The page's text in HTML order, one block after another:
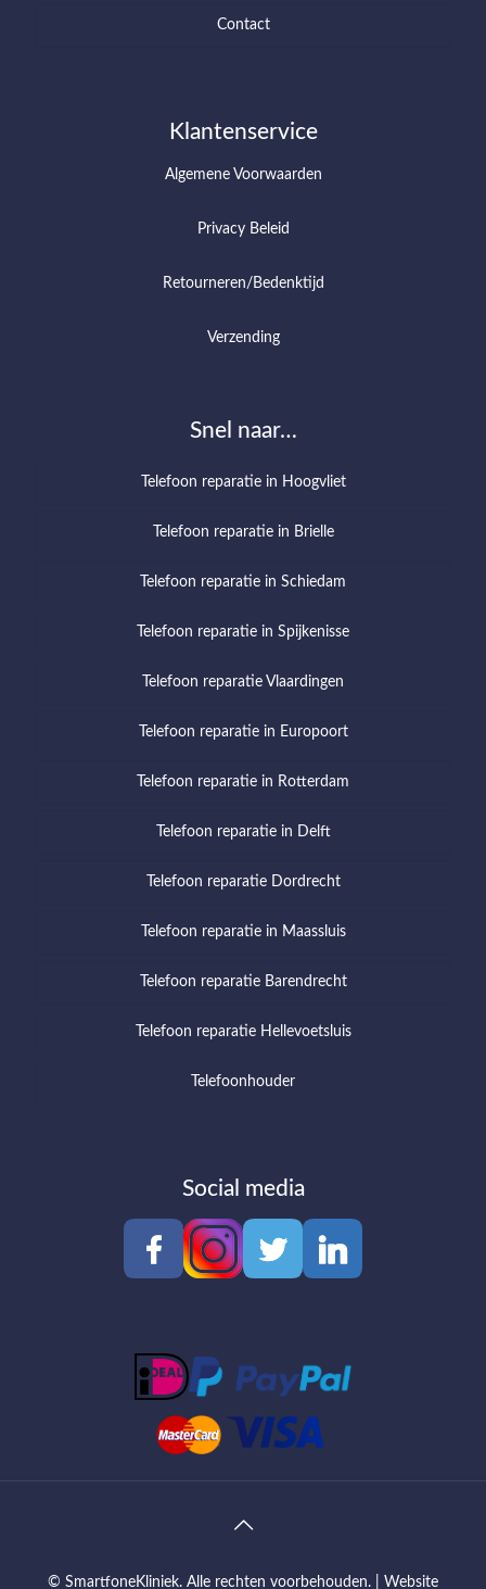
Contact
Klantenservice
Algemene Voorwaarden
Privacy Beleid
Retourneren/Bedenktijd
Verzending
Snel naar…
Telefoon reparatie in Hoogvliet
Telefoon reparatie in Brielle
Telefoon reparatie in Schiedam
Telefoon reparatie in Spijkenisse
Telefoon reparatie Vlaardingen
Telefoon reparatie in Europoort
Telefoon reparatie in Rotterdam
Telefoon reparatie in Delft
Telefoon reparatie Dordrecht
Telefoon reparatie in Maassluis
Telefoon reparatie Barendrecht
Telefoon reparatie Hellevoetsluis
Telefoonhouder
Social media
© SmartfoneKliniek. Alle rechten voorbehouden. | Website